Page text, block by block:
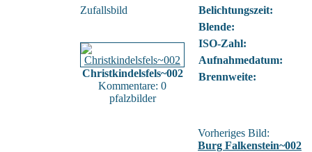
Zufallsbild
Christkindelsfels~002
Kommentare: 0
pfalzbilder
Belichtungszeit:
Blende:
ISO-Zahl:
Aufnahmedatum:
Brennweite:
Vorheriges Bild:
Burg Falkenstein~002